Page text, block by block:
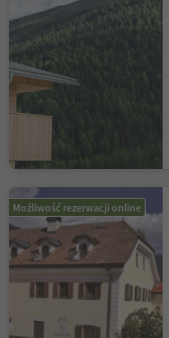
Możliwość rezerwacji online